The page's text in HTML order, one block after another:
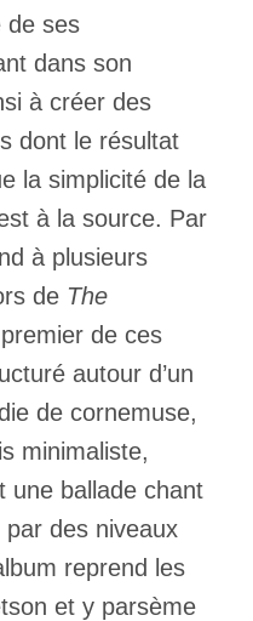
de ses
dans son
à créer des
dont le résultat
la simplicité de la
à la source. Par
à plusieurs
de The
de ces
autour d’un
de cornemuse,
minimaliste,
une ballade chant
des niveaux
reprend les
et y parsème